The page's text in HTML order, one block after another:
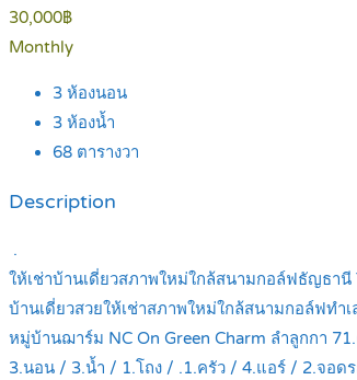
30,000฿
Monthly
3 ห้องนอน
3 ห้องน้ำ
68 ตารางวา
Description
.
ให้เช่าบ้านเดี่ยวสภาพใหม่ใกล้สนามกอล์ฟธัญธานี
บ้านเดี่ยวสวยให้เช่าสภาพใหม่ใกล้สนามกอล์ฟทำ
หมู่บ้านฌาร์ม NC On Green Charm ลำลูกกา
3.นอน / 3.น้ำ / 1.โถง / .1.ครัว / 4.แอร์ / 2.จอด